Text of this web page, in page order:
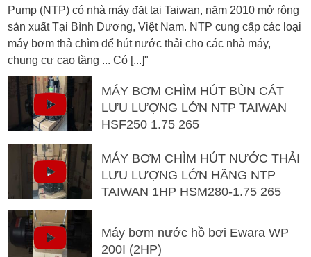
Pump (NTP) có nhà máy đặt tại Taiwan, năm 2010 mở rộng
sản xuất Tại Bình Dương, Việt Nam. NTP cung cấp các loại
máy bơm thả chìm để hút nước thải cho các nhà máy,
chung cư cao tầng ... Có [...]"
MÁY BƠM CHÌM HÚT BÙN CÁT
LƯU LƯỢNG LỚN NTP TAIWAN
HSF250 1.75 265
MÁY BƠM CHÌM HÚT NƯỚC THẢI
LƯU LƯỢNG LỚN HÃNG NTP
TAIWAN 1HP HSM280-1.75 265
Máy bơm nước hồ bơi Ewara WP
200I (2HP)